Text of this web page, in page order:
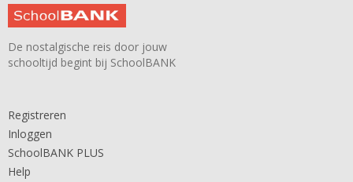
De nostalgische reis door jouw
schooltijd begint bij SchoolBANK
Registreren
Inloggen
SchoolBANK PLUS
Help